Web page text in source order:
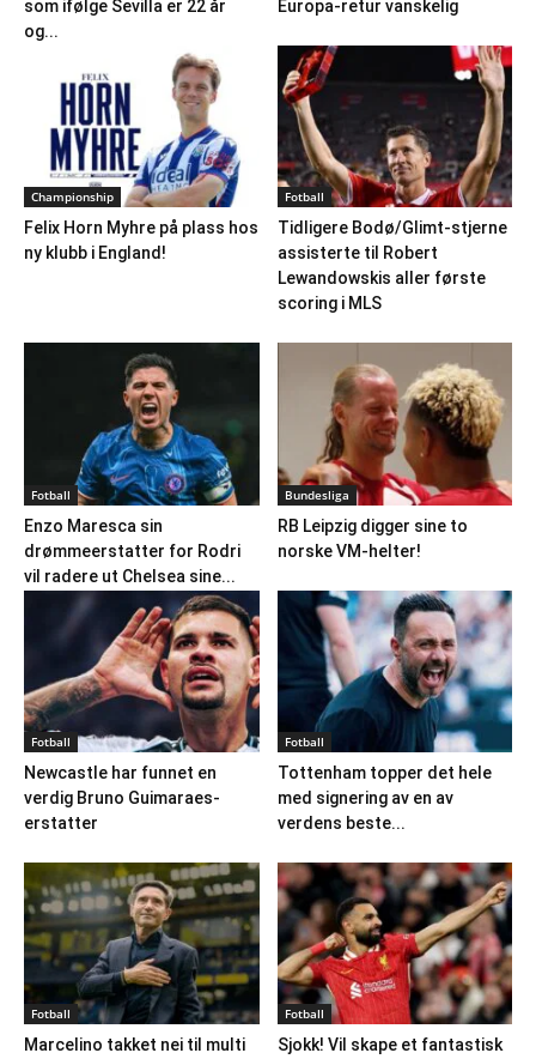
som ifølge Sevilla er 22 år
og...
Europa-retur vanskelig
Championship
Felix Horn Myhre på plass hos
ny klubb i England!
Fotball
Tidligere Bodø/Glimt-stjerne
assisterte til Robert
Lewandowskis aller første
scoring i MLS
Fotball
Enzo Maresca sin
drømmeerstatter for Rodri
vil radere ut Chelsea sine...
Bundesliga
RB Leipzig digger sine to
norske VM-helter!
Fotball
Newcastle har funnet en
verdig Bruno Guimaraes-
erstatter
Fotball
Tottenham topper det hele
med signering av en av
verdens beste...
Fotball
Marcelino takket nei til multi
Fotball
Sjokk! Vil skape et fantastisk